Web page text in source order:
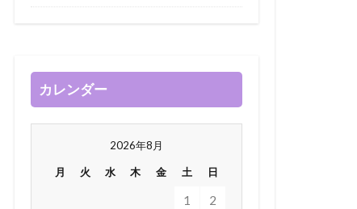
カレンダー
2026年8月
月 火 水 木 金 土 日
1
2